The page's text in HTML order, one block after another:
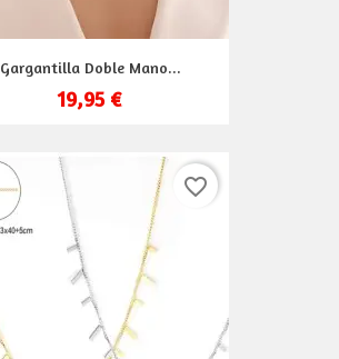
Gargantilla Doble Mano...
19,95 €
favorite_border